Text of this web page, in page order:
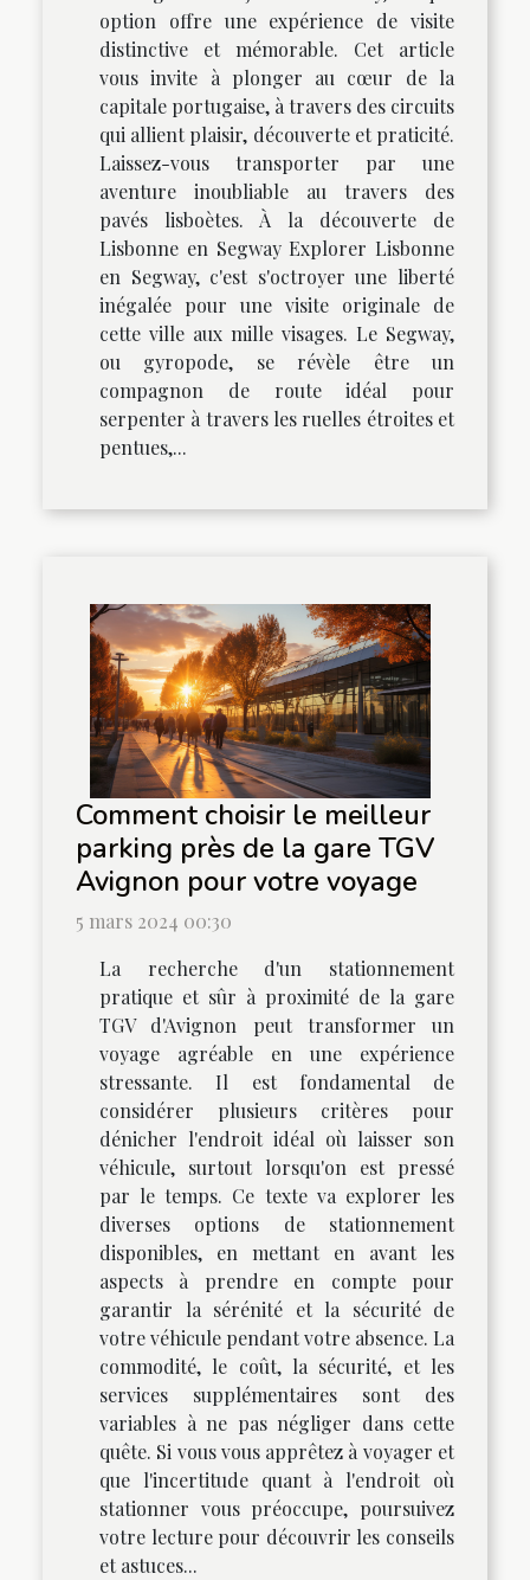
option offre une expérience de visite
distinctive et mémorable. Cet article
vous invite à plonger au cœur de la
capitale portugaise, à travers des circuits
qui allient plaisir, découverte et praticité.
Laissez-vous transporter par une
aventure inoubliable au travers des
pavés lisboètes. À la découverte de
Lisbonne en Segway Explorer Lisbonne
en Segway, c'est s'octroyer une liberté
inégalée pour une visite originale de
cette ville aux mille visages. Le Segway,
ou gyropode, se révèle être un
compagnon de route idéal pour
serpenter à travers les ruelles étroites et
pentues,...
Comment choisir le meilleur
parking près de la gare TGV
Avignon pour votre voyage
5 mars 2024 00:30
La recherche d'un stationnement
pratique et sûr à proximité de la gare
TGV d'Avignon peut transformer un
voyage agréable en une expérience
stressante. Il est fondamental de
considérer plusieurs critères pour
dénicher l'endroit idéal où laisser son
véhicule, surtout lorsqu'on est pressé
par le temps. Ce texte va explorer les
diverses options de stationnement
disponibles, en mettant en avant les
aspects à prendre en compte pour
garantir la sérénité et la sécurité de
votre véhicule pendant votre absence. La
commodité, le coût, la sécurité, et les
services supplémentaires sont des
variables à ne pas négliger dans cette
quête. Si vous vous apprêtez à voyager et
que l'incertitude quant à l'endroit où
stationner vous préoccupe, poursuivez
votre lecture pour découvrir les conseils
et astuces...